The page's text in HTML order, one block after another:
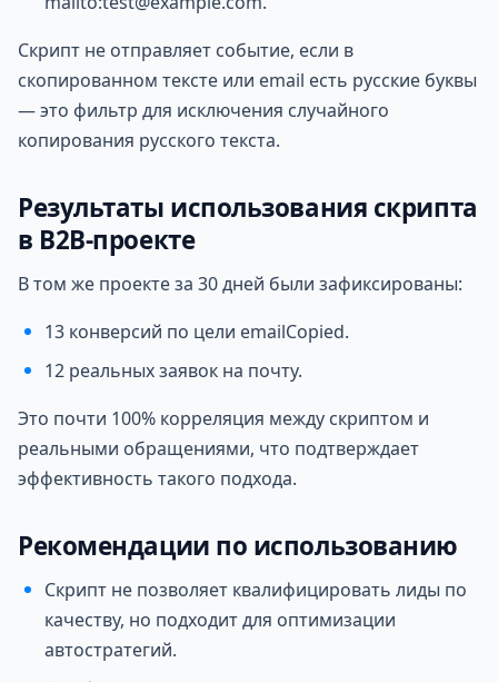
Скрипт не отправляет событие, если в
скопированном тексте или email есть русские буквы
— это фильтр для исключения случайного
копирования русского текста.
Результаты использования скрипта
в B2B-проекте
В том же проекте за 30 дней были зафиксированы:
13 конверсий по цели emailCopied.
12 реальных заявок на почту.
Это почти 100% корреляция между скриптом и
реальными обращениями, что подтверждает
эффективность такого подхода.
Рекомендации по использованию
Скрипт не позволяет квалифицировать лиды по
качеству, но подходит для оптимизации
автостратегий.